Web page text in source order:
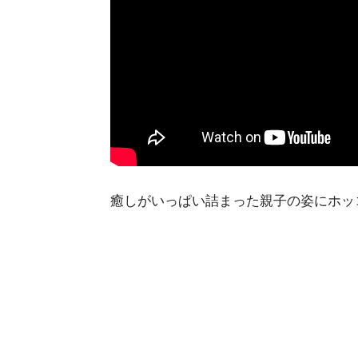
癒しがいっぱい詰まった親子の姿にホ